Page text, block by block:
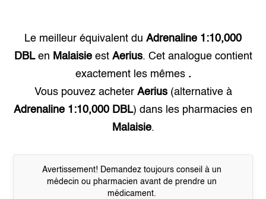
Le meilleur équivalent du Adrenaline 1:10,000
DBLen Malaisieest Aerius. Cet analogue contient
exactement les mêmes .
Vous pouvez acheter Aerius(alternative à
Adrenaline 1:10,000 DBL) dans les pharmacies en
Malaisie.
Avertissement! Demandez toujours conseil à un
médecin ou pharmacien avant de prendre un
médicament.